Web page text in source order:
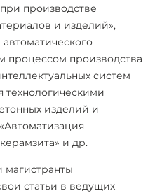
производстве
и изделий»,
процессом производства
систем
технологическими
изделий и
и др.
магистранты
статьи в ведущих